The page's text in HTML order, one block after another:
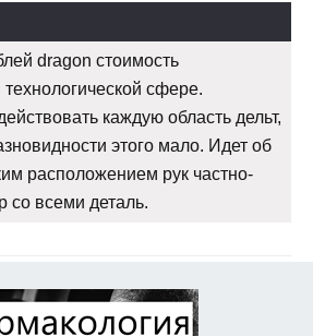
dragon стоимость
технологической сфере.
каждую область дельт,
этого мало. Идет об
расположением рук частно-
со всеми деталь.